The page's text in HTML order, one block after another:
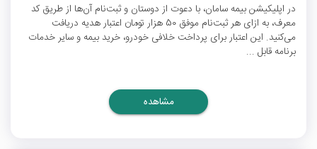
در اپلیکیشن بیمه سامان، با دعوت از دوستان و ثبت‌نام آن‌ها از طریق کد
معرف، به ازای هر ثبت‌نام موفق 50 هزار تومان اعتبار هدیه دریافت
می‌کنید. این اعتبار برای پرداخت خلافی خودرو، خرید بیمه و سایر خدمات
برنامه قابل ...
مشاهده